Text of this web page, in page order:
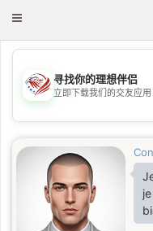
Toggle
💖
寻找你的理想伴侣
立即下载我们的交友应用